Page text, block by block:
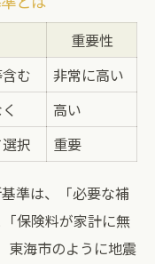
重要性
む
非常に高い
高い
択 重要
準は、「必要な補
保険料が家計に無
東海市のように地震